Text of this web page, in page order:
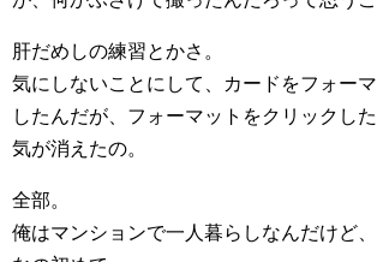
肝だめしの練習とかさ。
気にしないことにして、カードをフォー
したんだが、フォーマットをクリックし
気が消えたの。
全部。
俺はマンションで一人暮らしなんだけど